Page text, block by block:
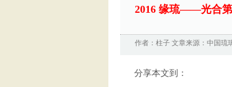
2016 缘琉——光合
作者： 柱子 文章来源： 中国琉
分享本文到：